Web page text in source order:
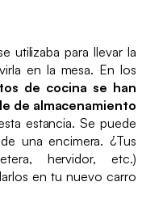
utilizaba para llevar la
en la mesa. En los
de cocina se han
de almacenamiento
estancia. Se puede
una encimera. ¿Tus
hervidor, etc.)
en tu nuevo carro